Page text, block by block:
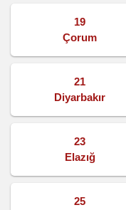
19
Çorum
21
Diyarbakır
23
Elazığ
25